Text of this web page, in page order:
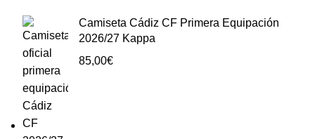
Camiseta Cádiz CF Primera Equipación
2026/27 Kappa
85,00€